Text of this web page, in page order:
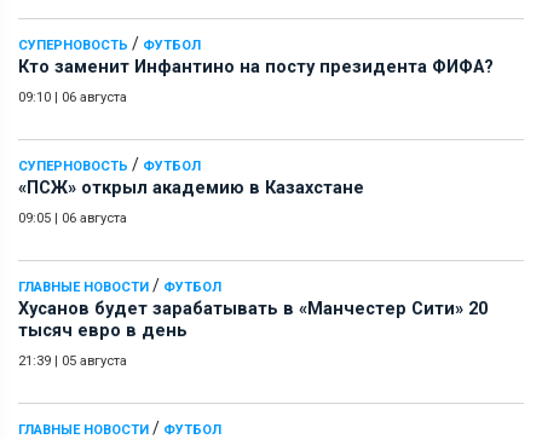
СУПЕРНОВОСТЬ / ФУТБОЛ
Кто заменит Инфантино на посту президента ФИФА?
09:10 | 06 августа
СУПЕРНОВОСТЬ / ФУТБОЛ
«ПСЖ» открыл академию в Казахстане
09:05 | 06 августа
ГЛАВНЫЕ НОВОСТИ / ФУТБОЛ
Хусанов будет зарабатывать в «Манчестер Сити» 20
тысяч евро в день
21:39 | 05 августа
ГЛАВНЫЕ НОВОСТИ / ФУТБОЛ